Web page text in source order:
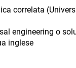
correlata
engineering o
inglese